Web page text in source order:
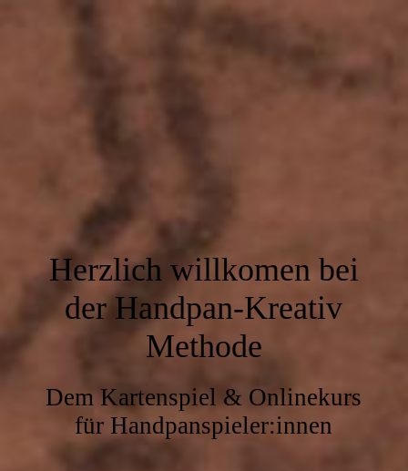
Herzlich willkomen bei
der Handpan-Kreativ
Methode
Dem Kartenspiel & Onlinekurs
für Handpanspieler:innen